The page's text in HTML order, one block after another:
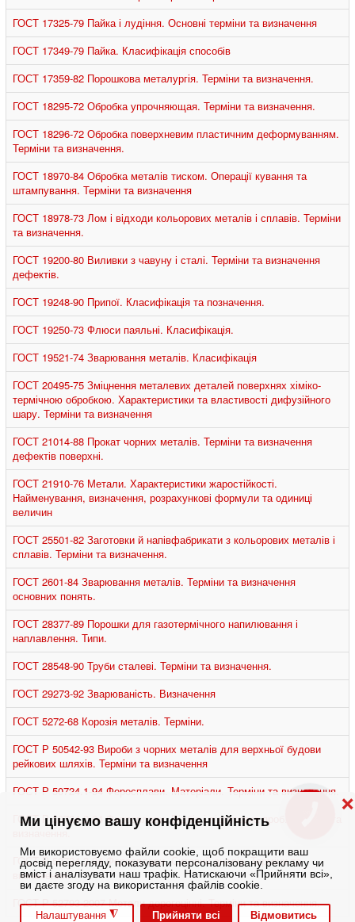
Ми цінуємо вашу конфіденційність
Ми використовуємо файли cookie, щоб покращити ваш
досвід перегляду, показувати персоналізовану рекламу чи
вміст і аналізувати наш трафік. Натискаючи «Прийняти всі»,
ви даєте згоду на використання файлів cookie.
Налаштування ◮ Прийняти всі Відмовитись
❌
ГОСТ 17325-79 Пайка і лудіння. Основні терміни та визначення
ГОСТ 17349-79 Пайка. Класифікація способів
ГОСТ 17359-82 Порошкова металургія. Терміни та визначення.
ГОСТ 18295-72 Обробка упрочняющая. Терміни та визначення.
ГОСТ 18296-72 Обробка поверхневим пластичним деформуванням.
Терміни та визначення.
ГОСТ 18970-84 Обробка металів тиском. Операції кування та
штампування. Терміни та визначення
ГОСТ 18978-73 Лом і відходи кольорових металів і сплавів. Терміни
та визначення.
ГОСТ 19200-80 Виливки з чавуну і сталі. Терміни та визначення
дефектів.
ГОСТ 19248-90 Припої. Класифікація та позначення.
ГОСТ 19250-73 Флюси паяльні. Класифікація.
ГОСТ 19521-74 Зварювання металів. Класифікація
ГОСТ 20495-75 Зміцнення металевих деталей поверхнях хіміко-
термічною обробкою. Характеристики та властивості дифузійного
шару. Терміни та визначення
ГОСТ 21014-88 Прокат чорних металів. Терміни та визначення
дефектів поверхні.
ГОСТ 21910-76 Метали. Характеристики жаростійкості.
Найменування, визначення, розрахункові формули та одиниці
величин
ГОСТ 25501-82 Заготовки й напівфабрикати з кольорових металів і
сплавів. Терміни та визначення.
ГОСТ 2601-84 Зварювання металів. Терміни та визначення
основних понять.
ГОСТ 28377-89 Порошки для газотермічного напилювання і
наплавлення. Типи.
ГОСТ 28548-90 Труби сталеві. Терміни та визначення.
ГОСТ 29273-92 Зварюваність. Визначення
ГОСТ 5272-68 Корозія металів. Терміни.
ГОСТ Р 50542-93 Вироби з чорних металів для верхньої будови
рейкових шляхів. Терміни та визначення
ГОСТ Р 50724.1-94 Феросплави. Матеріали. Терміни та визначення.
ГОСТ Р 50724.2-94 Феросплави. Відбір і підготовка проб. Терміни та
визначення.
ГОСТ Р 50724.3-94 Феросплави. Ситовий аналіз. Терміни та
визначення.
ГОСТ Р 52793-2007 Метали дорогоцінні. Терміни та визначення.